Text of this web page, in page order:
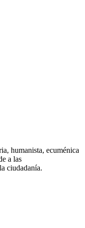
humanista, ecuménica
a las
ciudadanía.